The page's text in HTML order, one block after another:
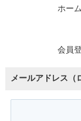
ホー
会員
メールアドレス（